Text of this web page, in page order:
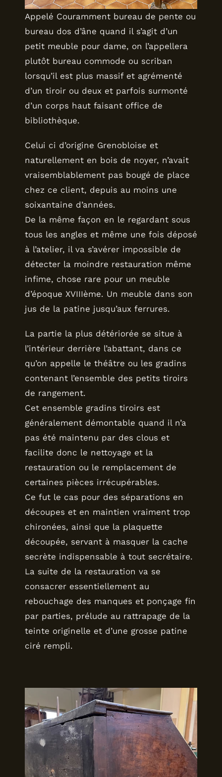
Appelé Couramment bureau de pente ou
bureau dos d’âne quand il s’agit d’un
petit meuble pour dame, on l’appellera
plutôt bureau commode ou scriban
lorsqu’il est plus massif et agrémenté
d’un tiroir ou deux et parfois surmonté
d’un corps haut faisant office de
bibliothèque.
Celui ci d’origine Grenobloise et
naturellement en bois de noyer, n’avait
vraisemblablement pas bougé de place
chez ce client, depuis au moins une
soixantaine d’années.
De la même façon en le regardant sous
tous les angles et même une fois déposé
à l’atelier, il va s’avérer impossible de
détecter la moindre restauration même
infime, chose rare pour un meuble
d’époque XVIIIème. Un meuble dans son
jus de la patine jusqu’aux ferrures.
La partie la plus détériorée se situe à
l’intérieur derrière l’abattant, dans ce
qu’on appelle le théâtre ou les gradins
contenant l’ensemble des petits tiroirs
de rangement.
Cet ensemble gradins tiroirs est
généralement démontable quand il n’a
pas été maintenu par des clous et
facilite donc le nettoyage et la
restauration ou le remplacement de
certaines pièces irrécupérables.
Ce fut le cas pour des séparations en
découpes et en maintien vraiment trop
chironées, ainsi que la plaquette
découpée, servant à masquer la cache
secrète indispensable à tout secrétaire.
La suite de la restauration va se
consacrer essentiellement au
rebouchage des manques et ponçage fin
par parties, prélude au rattrapage de la
teinte originelle et d’une grosse patine
ciré rempli.